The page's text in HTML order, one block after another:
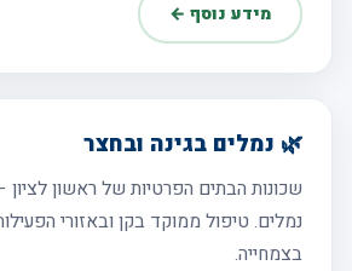
מידע נוסף ←
🌿 נמלים בגינה ובחצר
שכונות הבתים הפרטיות של ראשון לציון
נמלים. טיפול ממוקד בקן ובאזורי
בצמחייה.